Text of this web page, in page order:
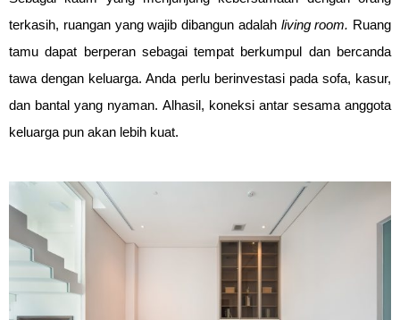
terkasih, ruangan yang wajib dibangun adalah living room. Ruang
tamu dapat berperan sebagai tempat berkumpul dan bercanda
tawa dengan keluarga. Anda perlu berinvestasi pada sofa, kasur,
dan bantal yang nyaman. Alhasil, koneksi antar sesama anggota
keluarga pun akan lebih kuat.